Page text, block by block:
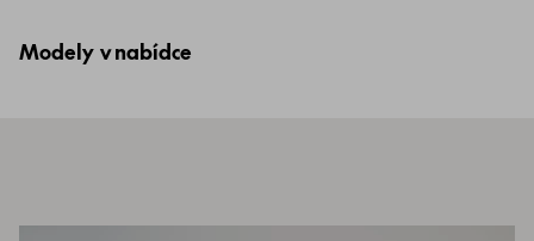
Modely v nabídce